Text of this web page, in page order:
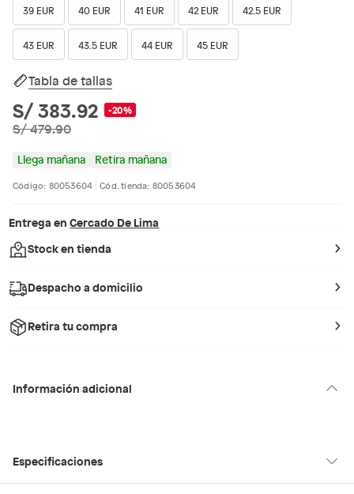
39 EUR 40 EUR 41 EUR 42 EUR 42.5 EUR
43 EUR 43.5 EUR 44 EUR 45 EUR
Tabla de tallas
S/ 383.92 -20%
S/ 479.90
Llega mañana Retira mañana
Código: 80053604 Cód. tienda: 80053604
Entrega en Cercado De Lima
Stock en tienda
Despacho a domicilio
Retira tu compra
Información adicional
Especificaciones